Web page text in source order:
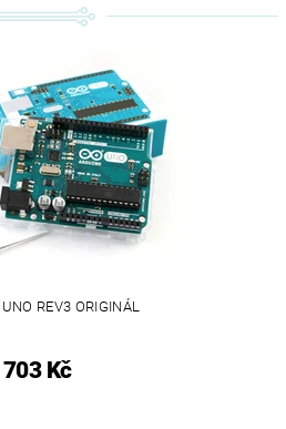
REV3 ORIGINÁL
703 Kč